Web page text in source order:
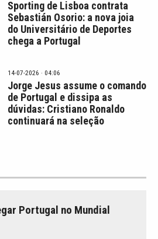
Sporting de Lisboa contrata
Sebastián Osorio: a nova joia
do Universitário de Deportes
chega a Portugal
14-07-2026 · 04:06
Jorge Jesus assume o comando
de Portugal e dissipa as
dúvidas: Cristiano Ronaldo
continuará na seleção
Portugal no Mundial